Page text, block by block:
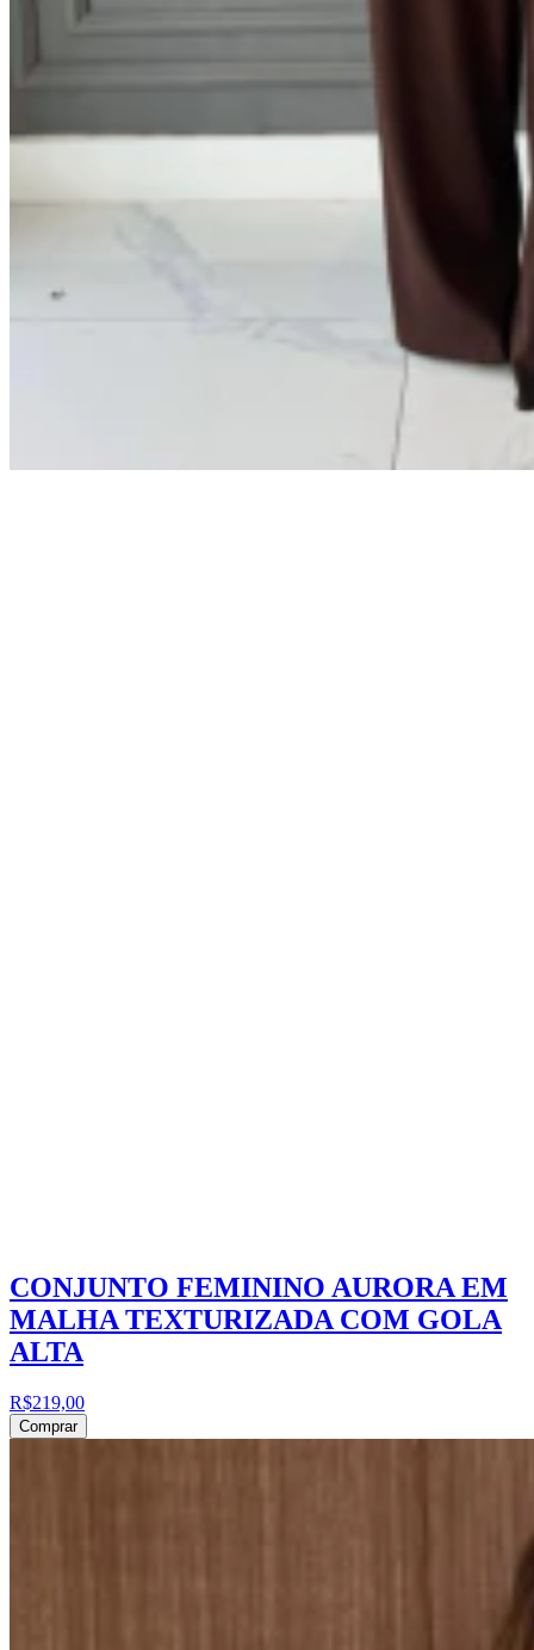
CONJUNTO FEMININO AURORA EM
MALHA TEXTURIZADA COM GOLA
ALTA
R$219,00
Comprar